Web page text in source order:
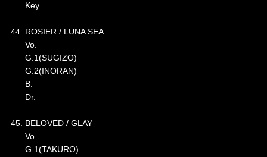
Key.
44. ROSIER / LUNA SEA
Vo.
G.1(SUGIZO)
G.2(INORAN)
B.
Dr.
45. BELOVED / GLAY
Vo.
G.1(TAKURO)